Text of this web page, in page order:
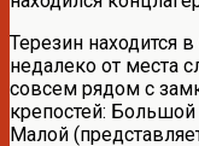
Терезин находится
недалеко от места
совсем рядом с
крепостей: Большой
Малой